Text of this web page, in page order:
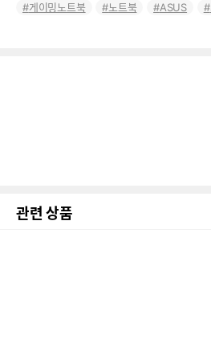
게이밍노트북 노트북 ASUS
관련 상품